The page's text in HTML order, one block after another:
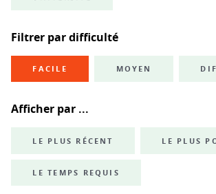
Filtrer par difficulté
FACILE MOYEN
Afficher par ...
LE PLUS RÉCENT LE PLUS
LE TEMPS REQUIS